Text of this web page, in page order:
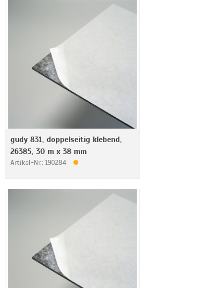
gudy 831, doppelseitig klebend,
26385, 30 m x 38 mm
Artikel-Nr.: 190284